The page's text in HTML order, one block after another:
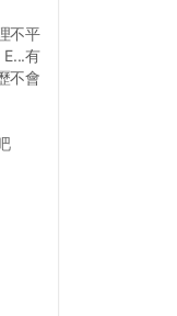
不平
有
不會